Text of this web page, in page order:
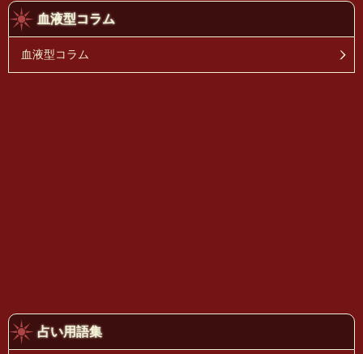
血液型コラム
血液型コラム
占い用語集